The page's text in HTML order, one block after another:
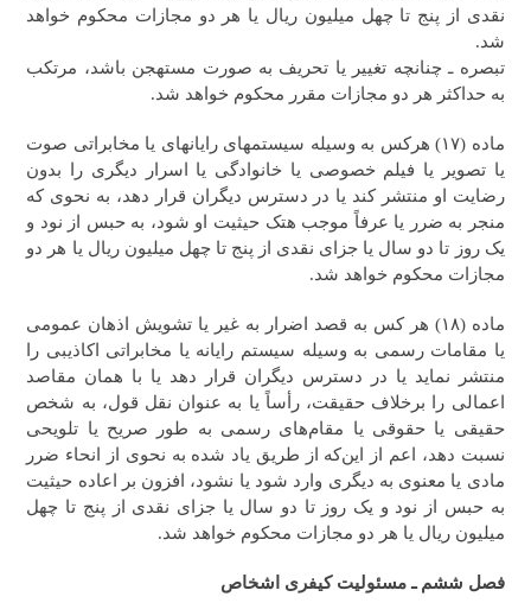
نقدی از پنج تا چهل میلیون ریال یا هر دو مجازات محکوم خواهد
شد.
تبصره ـ چنانچه تغییر یا تحریف به صورت مستهجن باشد، مرتکب
به حداکثر هر دو مجازات مقرر محکوم خواهد شد.
ماده (۱۷) هرکس به وسیله سیستم‎های رایانه‎ای یا مخابراتی صوت
یا تصویر یا فیلم خصوصی یا خانوادگی یا اسرار دیگری را بدون
رضایت او منتشر کند یا در دسترس دیگران قرار دهد، به نحوی که
منجر به ضرر یا عرفاً موجب هتک حیثیت او شود، به حبس از نود و
یک روز تا دو سال یا جزای نقدی از پنج تا چهل میلیون ریال یا هر دو
مجازات محکوم خواهد شد.
ماده (۱۸) هر کس به قصد اضرار به غیر یا تشویش اذهان عمومی
یا مقامات رسمی به وسیله سیستم رایانه یا مخابراتی اکاذیبی را
منتشر نماید یا در دسترس دیگران قرار دهد یا با همان مقاصد
اعمالی را برخلاف حقیقت، رأساً یا به عنوان نقل قول، به شخص
حقیقی یا حقوقی یا مقام‌های رسمی به طور صریح یا تلویحی
نسبت دهد، اعم از این‌‌که از طریق یاد شده به نحوی از انحاء ضرر
مادی یا معنوی به دیگری وارد شود یا نشود، افزون بر اعاده حیثیت
به حبس از نود و یک روز تا دو سال یا جزای نقدی از پنج تا چهل
میلیون ریال یا هر دو مجازات محکوم خواهد شد.
فصل ششم ـ مسئولیت کیفری اشخاص